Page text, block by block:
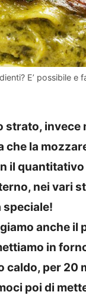
E’ possibile e
strato, invece
che la
il quantitativo
nei vari
speciale!
anche il
in
caldo, per 20
poi di